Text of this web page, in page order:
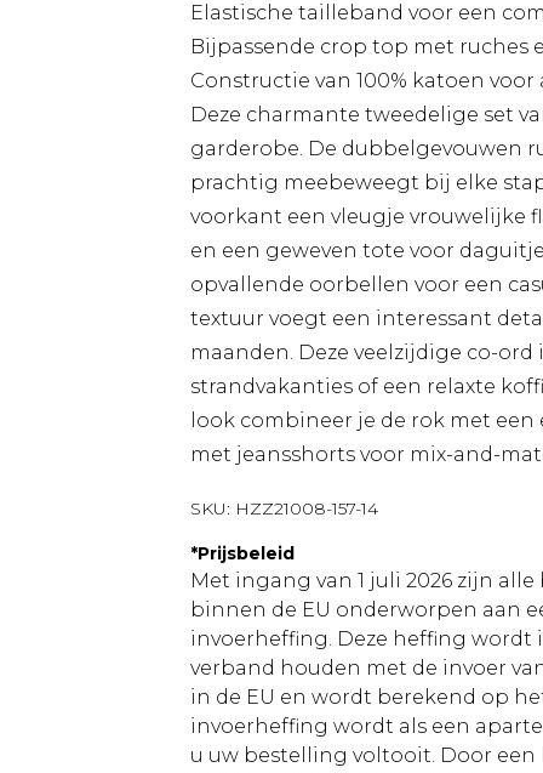
Elastische tailleband voor een
Bijpassende crop top met ruches
Constructie van 100% katoen
Deze charmante tweedelige set
garderobe. De dubbelgevouwen
prachtig meebeweegt bij elke
voorkant een vleugje vrouwelijke
en een geweven tote voor
opvallende oorbellen voor een
textuur voegt een interessant
maanden. Deze veelzijdige co-
strandvakanties of een relaxte
look combineer je de rok met
met jeansshorts voor mix-and-
SKU: HZZ21008-157-14
*Prijsbeleid
Met ingang van 1 juli 2026 zijn
binnen de EU onderworpen aan
invoerheffing. Deze heffing
verband houden met de invoer
in de EU en wordt berekend op
invoerheffing wordt als een
u uw bestelling voltooit. Door